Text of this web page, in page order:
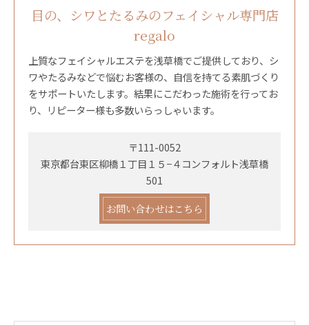
目の、シワとたるみのフェイシャル専門店
regalo
上質なフェイシャルエステを浅草橋でご提供しており、シ
ワやたるみなどで悩むお客様の、自信を持てる素肌づくり
をサポートいたします。結果にこだわった施術を行ってお
り、リピーター様も多数いらっしゃいます。
〒111-0052
東京都台東区柳橋１丁目１５−４コンフォルト浅草橋
501
お問い合わせはこちら